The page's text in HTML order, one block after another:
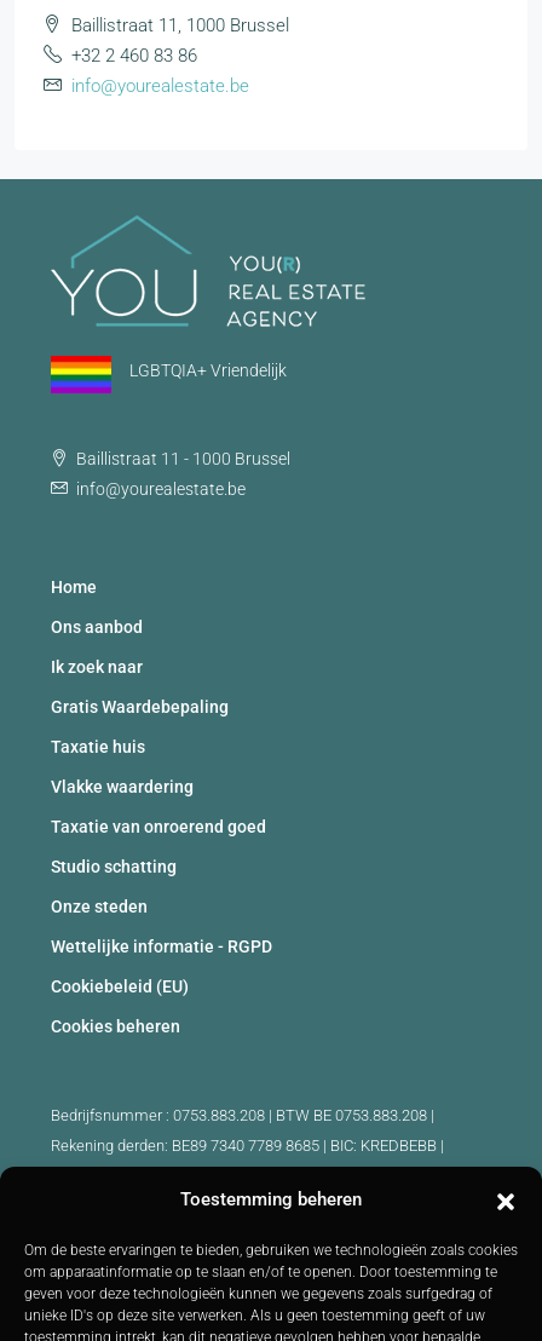
Toestemming beheren
Om de beste ervaringen te bieden, gebruiken we technologieën zoals cookies
om apparaatinformatie op te slaan en/of te openen. Door toestemming te
geven voor deze technologieën kunnen we gegevens zoals surfgedrag of
unieke ID's op deze site verwerken. Als u geen toestemming geeft of uw
toestemming intrekt, kan dit negatieve gevolgen hebben voor bepaalde
Baillistraat 11, 1000 Brussel
+32 2 460 83 86
info@yourealestate.be
LGBTQIA+ Vriendelijk
Baillistraat 11 - 1000 Brussel
info@yourealestate.be
Home
Ons aanbod
Ik zoek naar
Gratis Waardebepaling
Taxatie huis
Vlakke waardering
Taxatie van onroerend goed
Studio schatting
Onze steden
Wettelijke informatie - RGPD
Cookiebeleid (EU)
Cookies beheren
Bedrijfsnummer : 0753.883.208 | BTW BE 0753.883.208 |
Rekening derden: BE89 7340 7789 8685 | BIC: KREDBEBB |
IPI 510.425 - IPI 509.754 - IPI 512.791 - IPI : 520.171
IPI 519.992 (stagiair)
Onderworpen aan
de deontologische code BIV : http://biv.be